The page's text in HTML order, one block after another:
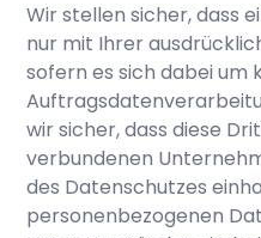
Wir stellen sicher, dass
nur mit Ihrer
sofern es sich dabei um
wir sicher, dass diese
verbundenen
des Datenschutzes
personenbezogenen